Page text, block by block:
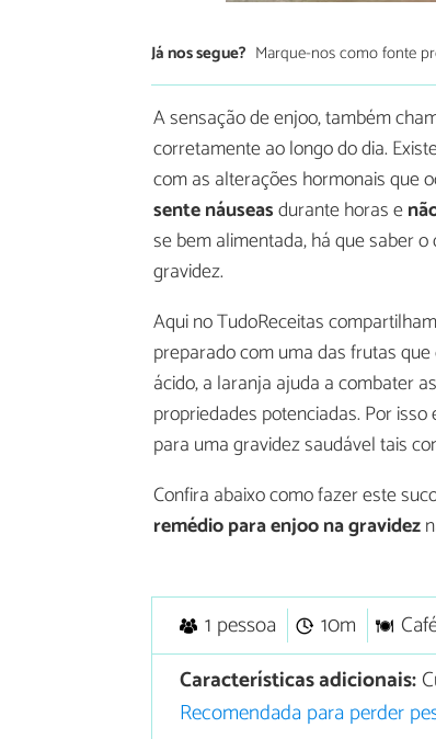
Já nos segue? Marque-nos como fonte
A sensação de enjoo, também
corretamente ao longo do dia.
com as alterações hormonais que
sente náuseasdurante horas e
se bem alimentada, há que saber
gravidez.
Aqui no TudoReceitas
preparado com uma das frutas
ácido, a laranja ajuda a combater
propriedades potenciadas. Por
para uma gravidez saudável tais
Confira abaixo como fazer este
remédio para enjoo na gravidez
1 pessoa 10m
Características adicionais:
Recomendada para perder